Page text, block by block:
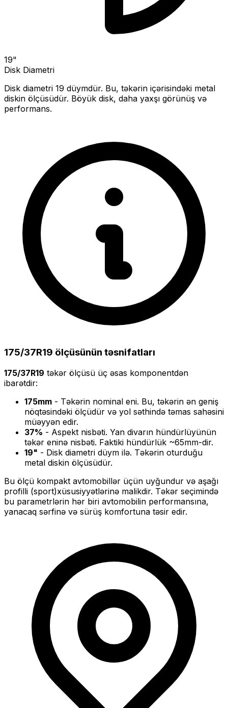
19"
Disk Diametri
Disk diametri 19 düymdür. Bu, təkərin içərisindəki metal
diskin ölçüsüdür. Böyük disk, daha yaxşı görünüş və
performans.
175/37R19 ölçüsünün təsnifatları
175/37R19 təkər ölçüsü üç əsas komponentdən
ibarətdir:
175mm - Təkərin nominal eni. Bu, təkərin ən geniş
nöqtəsindəki ölçüdür və yol səthində təmas sahəsini
müəyyən edir.
37% - Aspekt nisbəti. Yan divarın hündürlüyünün
təkər eninə nisbəti. Faktiki hündürlük ~65mm-dir.
19" - Disk diametri düym ilə. Təkərin oturduğu
metal diskin ölçüsüdür.
Bu ölçü kompakt avtomobillər üçün uyğundur və aşağı
profilli (sport)xüsusiyyətlərinə malikdir. Təkər seçimində
bu parametrlərin hər biri avtomobilin performansına,
yanacaq sərfinə və sürüş komfortuna təsir edir.